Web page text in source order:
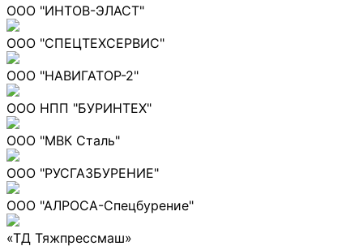
ООО "ИНТОВ-ЭЛАСТ"
ООО "СПЕЦТЕХСЕРВИС"
ООО "НАВИГАТОР-2"
ООО НПП "БУРИНТЕХ"
ООО "МВК Сталь"
ООО "РУСГАЗБУРЕНИЕ"
ООО "АЛРОСА-Спецбурение"
«ТД Тяжпрессмаш»